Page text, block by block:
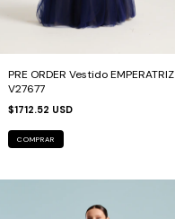
PRE ORDER Vestido EMPERATRIZ
V27677
$1712.52 USD
COMPRAR